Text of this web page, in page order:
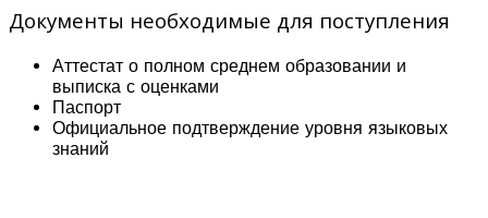
Документы необходимые для поступления
Аттестат о полном среднем образовании и
выписка с оценками
Паспорт
Официальное подтверждение уровня языковых
знаний